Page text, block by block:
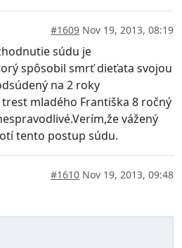
#1609 Nov 19, 2013, 08:19
súdu je
spôsobil smrť dieťata svojou
na 2 roky
mladého Františka 8 ročný
vážený
tento postup súdu.
#1610 Nov 19, 2013, 09:48